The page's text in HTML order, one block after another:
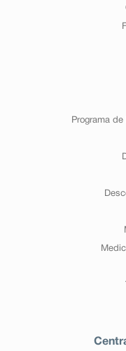
Programa